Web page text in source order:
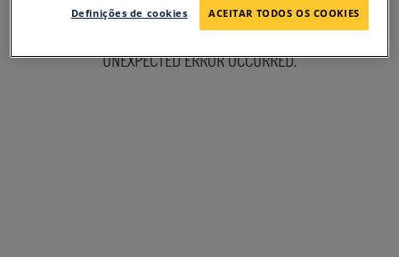
INCONVENIENCE
UNEXPECTED ERROR OCCURRED.
Definições de cookies ACEITAR TODOS OS COOKIES